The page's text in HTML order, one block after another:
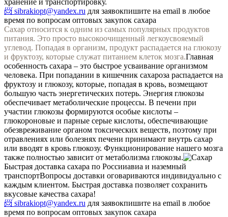
📨 sibrakiopt@yandex.ru для заявокпишите на email в любое
время по вопросам оптовых закупок сахара
Сахар относится к одним из самых популярных продуктов
питания. Это просто высокоочищенный легкоусвояемый
углевод. Попадая в организм, продукт распадается на глюкозу
и фруктозу, которые служат питанием клеток мозга.Главная
особенность сахара – это быстрое усваивание организмом
человека. При попадании в кишечник сахароза распадается на
фруктозу и глюкозу, которые, попадая в кровь, возмещают
большую часть энергетических потерь. Энергия глюкозы
обеспечивает метаболические процессы. В печени при
участии глюкозы формируются особые кислоты –
глюкороновые и парные серые кислоты, обеспечивающие
обезвреживание органом токсических веществ, поэтому при
отравлениях или болезнях печени принимают внутрь сахар
или вводят в кровь глюкозу. Функционирование нашего мозга
также полностью зависит от метаболизма глюкозы.
Быстрая доставка сахара по Россииавиа и наземный
транспортВопросы доставки оговариваются индивидуально с
каждым клиентом. Быстрая доставка позволяет сохранить
вкусовые качества сахара!
📨 sibrakiopt@yandex.ru для заявокпишите на email в любое
время по вопросам оптовых закупок сахара